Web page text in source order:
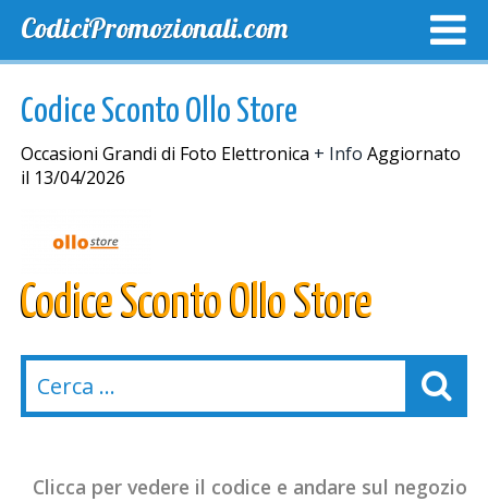
CodiciPromozionali.com
Codice Sconto Ollo Store
Occasioni Grandi di Foto Elettronica + Info Aggiornato
il 13/04/2026
Codice Sconto Ollo Store
Clicca per vedere il codice e andare sul negozio